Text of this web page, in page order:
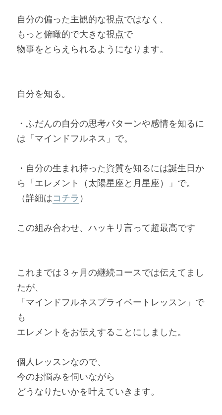
自分の偏った主観的な視点ではなく、
もっと俯瞰的で大きな視点で
物事をとらえられるようになります。
自分を知る。
・ふだんの自分の思考パターンや感情を知るに
は「マインドフルネス」で。
・自分の生まれ持った資質を知るには誕生日か
ら「エレメント（太陽星座と月星座）」で。
（詳細はコチラ ）
この組み合わせ、ハッキリ言って超最高です
これまでは３ヶ月の継続コースでは伝えてまし
たが、
「マインドフルネスプライベートレッスン」で
も
エレメントをお伝えすることにしました。
個人レッスンなので、
今のお悩みを伺いながら
どうなりたいかを叶えていきます。